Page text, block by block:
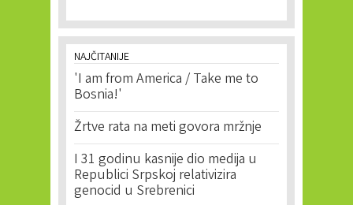
NAJČITANIJE
'I am from America / Take me to
Bosnia!'
Žrtve rata na meti govora mržnje
I 31 godinu kasnije dio medija u
Republici Srpskoj relativizira
genocid u Srebrenici